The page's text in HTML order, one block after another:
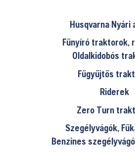
van.
A
változatok
termékoldalon
választhatók
Husqvarna Nyári
Fűnyíró traktorok,
Oldalkidobós
Fűgyűjtős
Riderek
Zero Turn
Szegélyvágók,
Benzines